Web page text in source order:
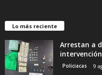
Lo más reciente
Arrestan a
Policiacas 9